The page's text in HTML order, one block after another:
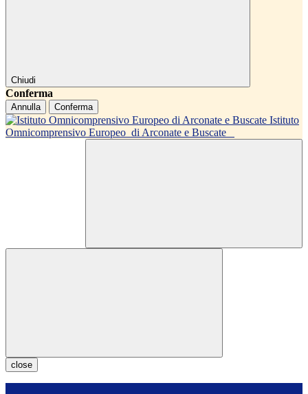
Chiudi
Conferma
Annulla Conferma
Istituto
Omnicomprensivo Europeo di Arconate e Buscate
close